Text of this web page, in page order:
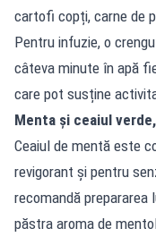
cartofi copți, carne de
Pentru infuzie, o
câteva minute în apă
care pot susține
Menta și ceaiul
Ceaiul de mentă este
revigorant și pentru
recomandă prepararea
păstra aroma de